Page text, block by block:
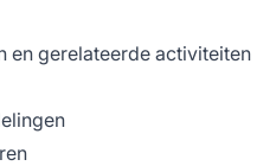
en gerelateerde activiteiten